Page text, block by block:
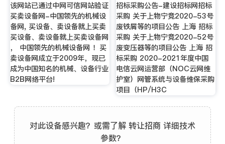
该网站已通过中网可信网站验证
买卖设备网-中国领先的机械设
备网, 买设备、卖设备就上买卖
买设备、卖设备就上买卖设备网
， 中国领先的机械设备网 ！买
卖设备网成立于2009年，现已
成为中国知名的机械、设备行业
B2B网络平台!
招标采购公告-建设招标网招标
采购 关于上物宁竞2020-53号
废铁屑等的项目公告 上海 招标
采购 关于上物宁竞2020-52号
废变压器等的项目公告 上海 招
标采购 2020-2021年度中国
电信云网运营部（NOC云网维
护室）网管系统与设备维保采购
项目（HP/H3C
对此设备感兴趣？或需了解 转让招商 详细技术
参数？